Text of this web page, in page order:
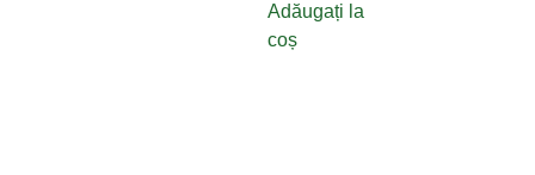
Adăugați la
coș